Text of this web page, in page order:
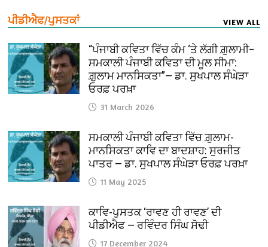
ਪੀਡੀਐਫ/ਪੁਸਤਕਾਂ VIEW ALL
“ਪੰਜਾਬੀ ਕਵਿਤਾ ਵਿੱਚ ਕੰਮ ‘ਤੇ ਲੱਗੀ ਗ਼ੁਲਾਮੀ–
ਸਮਕਾਲੀ ਪੰਜਾਬੀ ਕਵਿਤਾ ਦੀ ਮੂਲ ਸੀਮਾ:
ਗ਼ੁਲਾਮ ਮਾਨਸਿਕਤਾ”— ਡਾ. ਸੁਖਪਾਲ ਸੰਘੇੜਾ
ਓਰਫ਼ ਪਰਖ਼ਾ
31 March 2026
ਸਮਕਾਲੀ ਪੰਜਾਬੀ ਕਵਿਤਾ ਵਿੱਚ ਗ਼ੁਲਾਮ-
ਮਾਨਸਿਕਤਾ ਕਾਵਿ ਦਾ ਬਾਦਸ਼ਾਹ: ਸੁਰਜੀਤ
ਪਾਤਰ — ਡਾ. ਸੁਖਪਾਲ ਸੰਘੇੜਾ ਓਰਫ਼ ਪਰਖ਼ਾ
11 May 2025
ਕਾਵਿ-ਪੁਸਤਕ ‘ਰਾਵਣ ਹੀ ਰਾਵਣ’ ਦੀ
ਪੀਡੀਐਫ — ਰਵਿੰਦਰ ਸਿੰਘ ਸੋਢੀ
17 December 2024